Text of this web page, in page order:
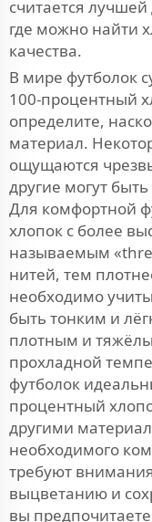
считается
где можно найти
качества.
В мире футболок
100-процентный
определите,
материал.
ощущаются
другие могут
Для комфортной
хлопок с более
называемым
нитей, тем
необходимо
быть тонким и
плотным и
прохладной
футболок
процентный
другими
необходимого
требуют
выцветанию и
вы